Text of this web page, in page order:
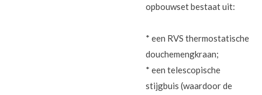
opbouwset bestaat uit:
* een RVS thermostatische
douchemengkraan;
* een telescopische
stijgbuis (waardoor de